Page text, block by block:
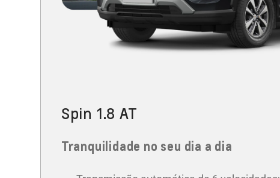
Spin 1.8 AT
Tranquilidade no seu dia a dia